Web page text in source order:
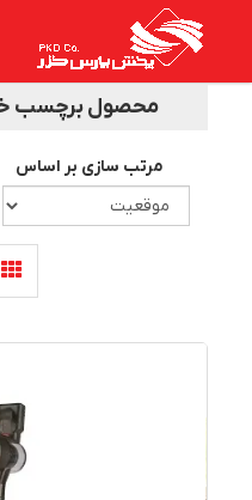
محصول برچسب
مرتب سازی بر اساس